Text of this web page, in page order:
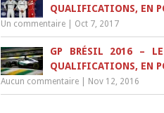
QUALIFICATIONS, EN
Un commentaire Oct 7, 2017
GP BRÉSIL 2016 –
QUALIFICATIONS, EN
Aucun commentaire Nov 12, 2016